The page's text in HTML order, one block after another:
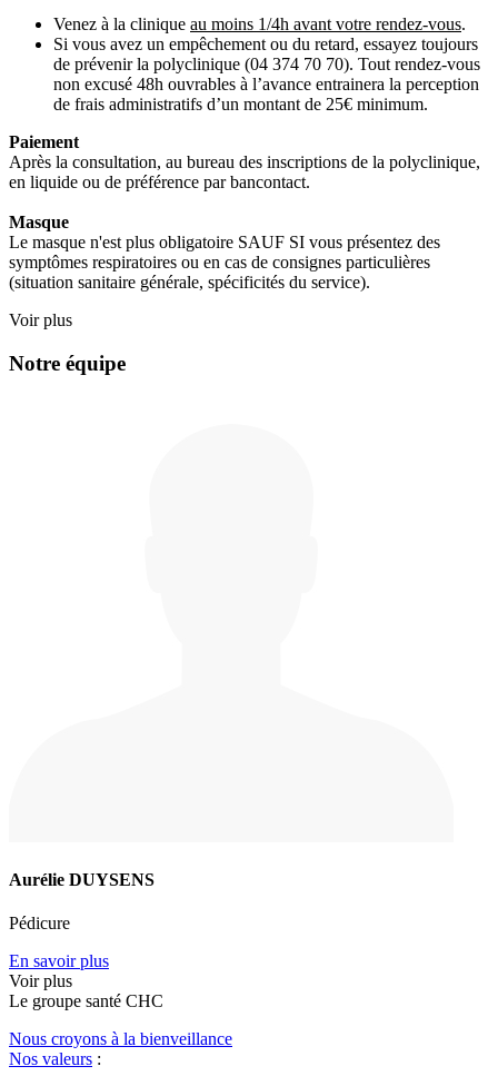
Venez à la clinique au moins 1/4h avant votre rendez-vous.
Si vous avez un empêchement ou du retard, essayez toujours
de prévenir la polyclinique (04 374 70 70). Tout rendez-vous
non excusé 48h ouvrables à l’avance entrainera la perception
de frais administratifs d’un montant de 25€ minimum.
Paiement
Après la consultation, au bureau des inscriptions de la polyclinique,
en liquide ou de préférence par bancontact.
Masque
Le masque n'est plus obligatoire SAUF SI vous présentez des
symptômes respiratoires ou en cas de consignes particulières
(situation sanitaire générale, spécificités du service).
Voir plus
Notre équipe
Aurélie DUYSENS
Pédicure
En savoir plus
Voir plus
Le groupe santé CHC
Nous croyons à la bienveillance
Nos valeurs :